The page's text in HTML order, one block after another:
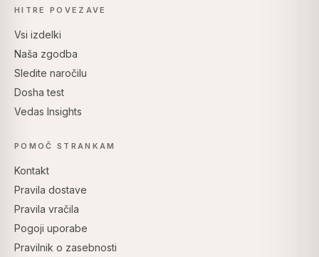
HITRE POVEZAVE
Vsi izdelki
Naša zgodba
Sledite naročilu
Dosha test
Vedas Insights
POMOČ STRANKAM
Kontakt
Pravila dostave
Pravila vračila
Pogoji uporabe
Pravilnik o zasebnosti